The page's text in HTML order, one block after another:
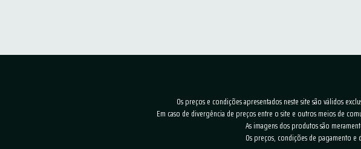
Os preços e condições apresentados neste site são válidos
Em caso de divergência de preços entre o site e outros meios de
As imagens dos produtos são
Os preços, condições de pagamento